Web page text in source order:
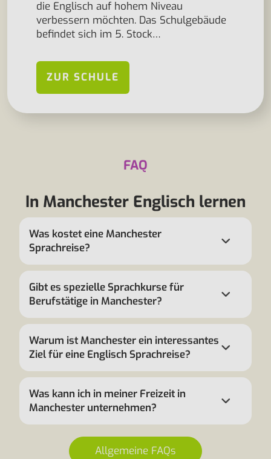
die Englisch auf hohem Niveau
verbessern möchten. Das Schulgebäude
befindet sich im 5. Stock…
ZUR SCHULE
FAQ
In Manchester Englisch lernen
Was kostet eine Manchester
Sprachreise?
Gibt es spezielle Sprachkurse für
Berufstätige in Manchester?
Warum ist Manchester ein interessantes
Ziel für eine Englisch Sprachreise?
Was kann ich in meiner Freizeit in
Manchester unternehmen?
Allgemeine FAQs